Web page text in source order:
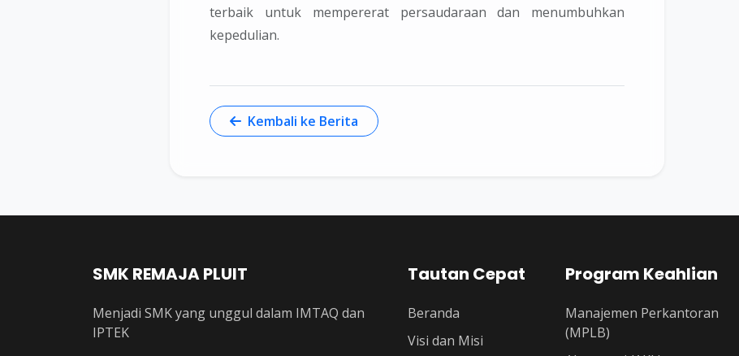
terbaik untuk mempererat persaudaraan dan menumbuhkan
kepedulian.
Kembali ke Berita
SMK REMAJA PLUIT
Menjadi SMK yang unggul dalam IMTAQ dan
IPTEK
Tautan Cepat
Beranda
Visi dan Misi
Program Keahlian
Manajemen Perkantoran
(MPLB)